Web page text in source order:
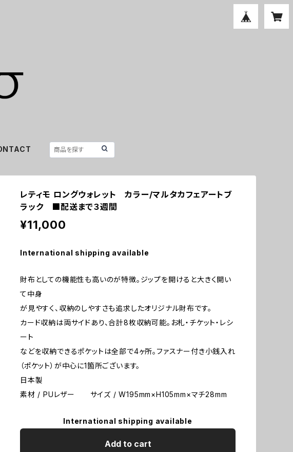
レティモ ロングウォレット カラー/マルタカフェアートブ
ラック ■配送まで３週間
¥11,000
International shipping available
財布としての機能性も高いのが特徴。ジップを開けると大きく開い
て中身
が見やすく、収納のしやすさも追求したオリジナル財布です。
カード収納は両サイドあり、合計8枚収納可能。お札・チケット・レシ
ート
などを収納できるポケットは全部で4ヶ所。ファスナー付き小銭入れ
（ポケット）が中心に1箇所ございます。
日本製
素材 / PUレザー サイズ / W195mm×H105mm×マチ28mm
International shipping available
Add to cart